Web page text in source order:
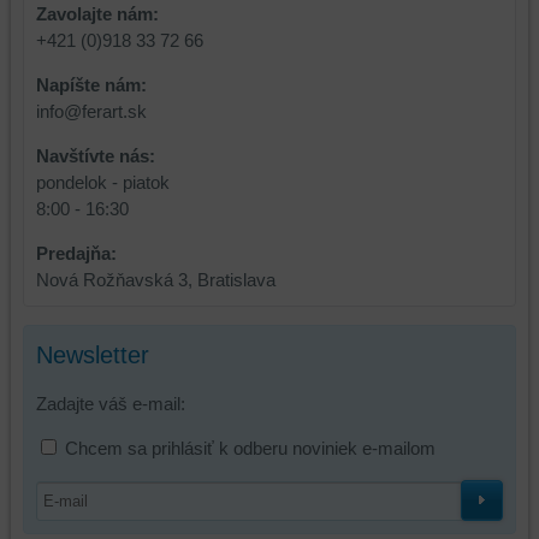
Zavolajte nám:
+421 (0)918 33 72 66
Napíšte nám:
info@ferart.sk
Navštívte nás:
pondelok - piatok
8:00 - 16:30
Predajňa:
Nová Rožňavská 3, Bratislava
Newsletter
Zadajte váš e-mail:
Chcem sa prihlásiť k odberu noviniek e-mailom
relácie
a
základnej
funkčnosti
platformy,
a
zabezpečenia.
doplnkové
funkcie,
zlepšujú
váš
zážitok
prehliadania,
niektoré
z
bez
aby
ste
mali